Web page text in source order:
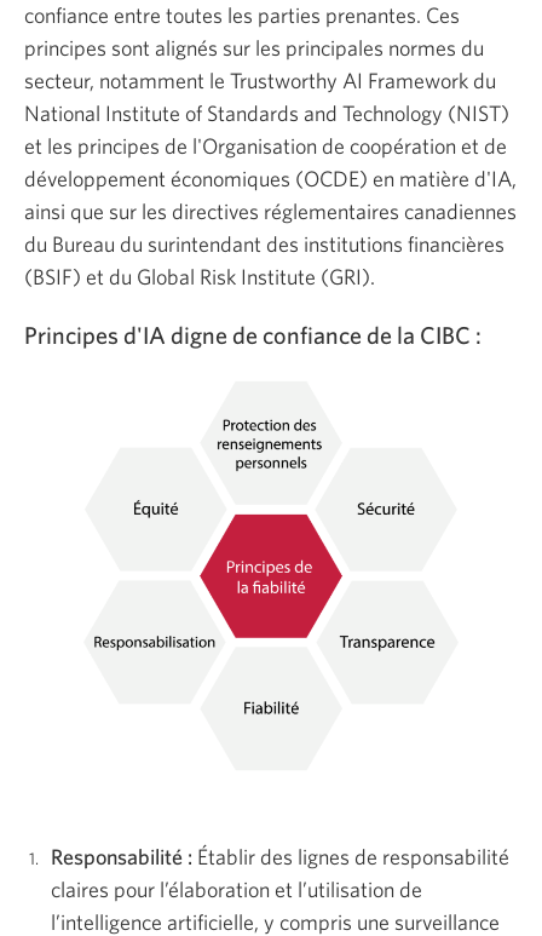
confiance entre toutes les parties prenantes. Ces
principes sont alignés sur les principales normes du
secteur, notamment le Trustworthy AI Framework du
National Institute of Standards and Technology (NIST)
et les principes de l'Organisation de coopération et de
développement économiques (OCDE) en matière d'IA,
ainsi que sur les directives réglementaires canadiennes
du Bureau du surintendant des institutions financières
(BSIF) et du Global Risk Institute (GRI).
Principes d'IA digne de confiance de la CIBC :
Responsabilité : Établir des lignes de responsabilité
claires pour l’élaboration et l’utilisation de
l’intelligence artificielle, y compris une surveillance